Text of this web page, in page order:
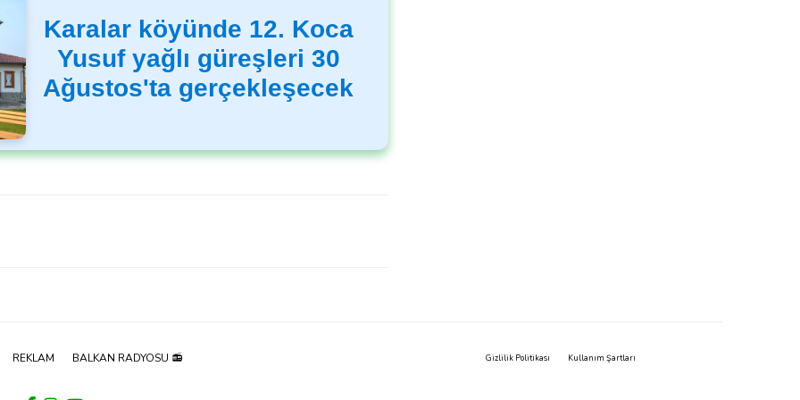
Karalar köyünde 12. Koca
Yusuf yağlı güreşleri 30
Ağustos'ta gerçekleşecek
REKLAM BALKAN RADYOSU 📻 Gizlilik Politikası Kullanım Şartları